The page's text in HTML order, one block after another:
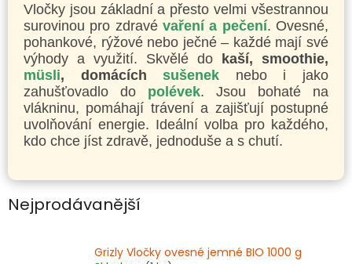
Vločky jsou základní a přesto velmi všestrannou
surovinou pro zdravé vaření a pečení. Ovesné,
pohankové, rýžové nebo ječné – každé mají své
výhody a využití. Skvělé do kaší, smoothie,
müsli, domácíchsušenek nebo i jako
zahušťovadlo do polévek. Jsou bohaté na
vlákninu, pomáhají trávení a zajišťují postupné
uvolňování energie. Ideální volba pro každého,
kdo chce jíst zdravě, jednoduše a s chutí.
Nejprodávanější
Grizly Vločky ovesné jemné BIO 1000 g